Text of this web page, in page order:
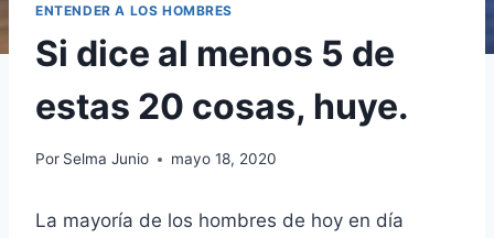
ENTENDER A LOS HOMBRES
Si dice al menos 5 de
estas 20 cosas, huye.
Por Selma Junio mayo 18, 2020
La mayoría de los hombres de hoy en día